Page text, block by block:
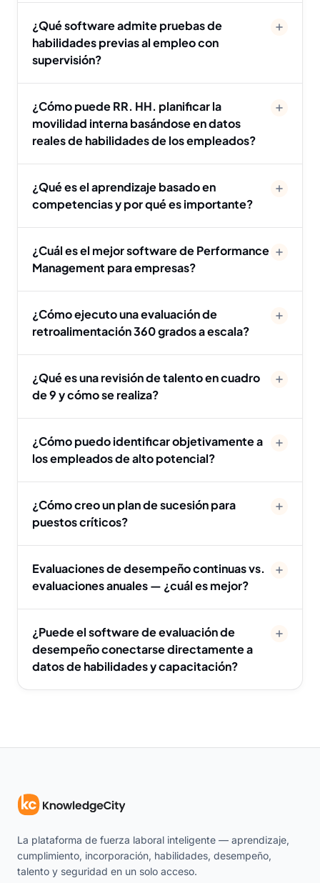
¿Qué software admite pruebas de
habilidades previas al empleo con
supervisión?
¿Cómo puede RR. HH. planificar la
movilidad interna basándose en datos
reales de habilidades de los empleados?
¿Qué es el aprendizaje basado en
competencias y por qué es importante?
¿Cuál es el mejor software de Performance
Management para empresas?
¿Cómo ejecuto una evaluación de
retroalimentación 360 grados a escala?
¿Qué es una revisión de talento en cuadro
de 9 y cómo se realiza?
¿Cómo puedo identificar objetivamente a
los empleados de alto potencial?
¿Cómo creo un plan de sucesión para
puestos críticos?
Evaluaciones de desempeño continuas vs.
evaluaciones anuales — ¿cuál es mejor?
¿Puede el software de evaluación de
desempeño conectarse directamente a
datos de habilidades y capacitación?
La plataforma de fuerza laboral inteligente — aprendizaje,
cumplimiento, incorporación, habilidades, desempeño,
talento y seguridad en un solo acceso.